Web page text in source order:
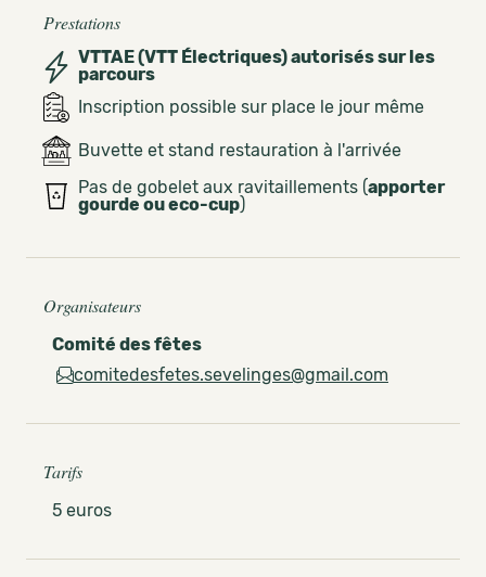
Prestations
VTTAE (VTT Électriques) autorisés sur les
parcours
Inscription possible sur place le jour même
Buvette et stand restauration à l'arrivée
Pas de gobelet aux ravitaillements (apporter
gourde ou eco-cup)
Organisateurs
Comité des fêtes
comitedesfetes.sevelinges@gmail.com
Tarifs
5 euros